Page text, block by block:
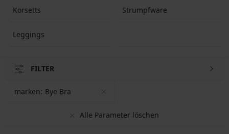
Korsetts Strumpfware
Leggings
FILTER
Alle Parameter löschen
marken: Bye Bra